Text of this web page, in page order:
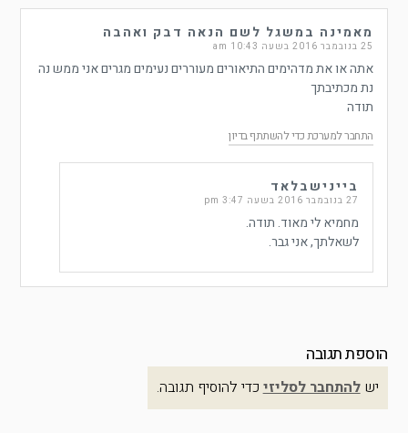
מאמינה במשגל לשם הנאה דבק ואהבה
25 בנובמבר 2016 בשעה 10:43 am
אתה או את מדהימים התיאורים מעוררים נעימים מגרים אני ממש נה
נת מכתיבתך
תודה
התחבר למערכת כדי להשתתף בדיון
ביינישבלאד
27 בנובמבר 2016 בשעה 3:47 pm
מחמיא לי מאוד. תודה.
לשאלתך, אני גבר.
הוספת תגובה
ישלהתחבר לסליזיכדי להוסיף תגובה.